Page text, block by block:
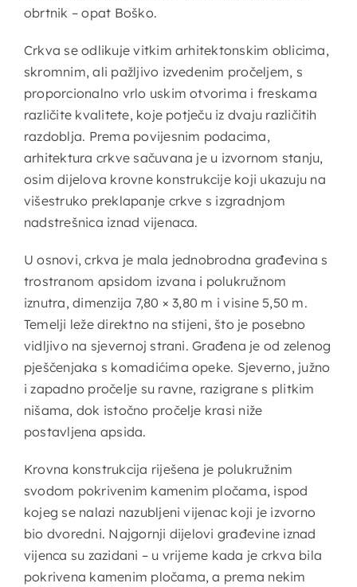
obrtnik – opat Boško.
Crkva se odlikuje vitkim arhitektonskim oblicima,
skromnim, ali pažljivo izvedenim pročeljem, s
proporcionalno vrlo uskim otvorima i freskama
različite kvalitete, koje potječu iz dvaju različitih
razdoblja. Prema povijesnim podacima,
arhitektura crkve sačuvana je u izvornom stanju,
osim dijelova krovne konstrukcije koji ukazuju na
višestruko preklapanje crkve s izgradnjom
nadstrešnica iznad vijenaca.
U osnovi, crkva je mala jednobrodna građevina s
trostranom apsidom izvana i polukružnom
iznutra, dimenzija 7,80 × 3,80 m i visine 5,50 m.
Temelji leže direktno na stijeni, što je posebno
vidljivo na sjevernoj strani. Građena je od zelenog
pješčenjaka s komadićima opeke. Sjeverno, južno
i zapadno pročelje su ravne, razigrane s plitkim
nišama, dok istočno pročelje krasi niže
postavljena apsida.
Krovna konstrukcija riješena je polukružnim
svodom pokrivenim kamenim pločama, ispod
kojeg se nalazi nazubljeni vijenac koji je izvorno
bio dvoredni. Najgornji dijelovi građevine iznad
vijenca su zazidani – u vrijeme kada je crkva bila
pokrivena kamenim pločama, a prema nekim